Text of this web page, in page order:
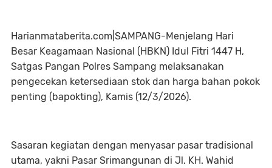
Harianmataberita.com|SAMPANG-Menjelang Hari
Besar Keagamaan Nasional (HBKN) Idul Fitri 1447 H,
Satgas Pangan Polres Sampang melaksanakan
pengecekan ketersediaan stok dan harga bahan pokok
penting (bapokting), Kamis (12/3/2026).
Sasaran kegiatan dengan menyasar pasar tradisional
utama, yakni Pasar Srimangunan di Jl. KH. Wahid